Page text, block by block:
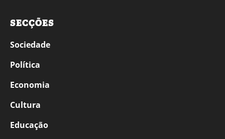
SECÇÕES
Sociedade
Política
Economia
Cultura
Educação